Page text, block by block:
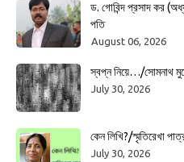
ড. গোবিন্দ প্রসাদ কর
পতি
August 06, 2026
স্বপ্ন নিয়ে…/সোমনাথ
July 30, 2026
কেন লিখি?/স্মৃতিরেখা
July 30, 2026